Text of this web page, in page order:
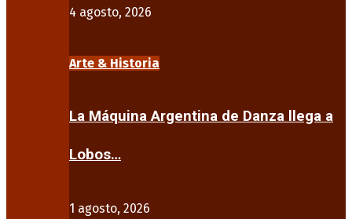
4 agosto, 2026
Arte & Historia
La Máquina Argentina de Danza llega a
Lobos…
1 agosto, 2026